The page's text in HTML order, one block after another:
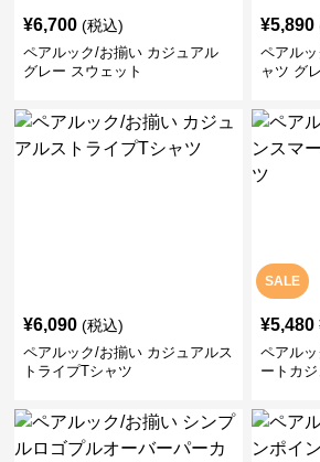
¥6,700 (税込)
ペアルック/お揃い カジュアル
グレー スウェット
¥5,890
ペアル
ャツ グ
¥6,090 (税込)
ペアルック/お揃い カジュアルス
トライプTシャツ
SALE
¥5,480
ペアル
ートカ